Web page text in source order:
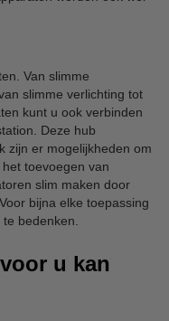
Van slimme
slimme verlichting tot
kunt u ook verbinden
Deze hub
zijn er mogelijkheden om
toevoegen van
slim maken door
bijna elke toepassing
bedenken.
u kan